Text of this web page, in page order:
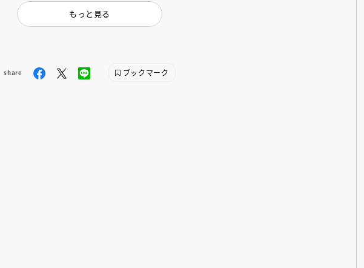
もっと見る
share ブックマーク